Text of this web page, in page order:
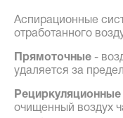
Аспирационные
отработанного
Прямоточные -
удаляется за
Рециркуляционные
очищенный воздух